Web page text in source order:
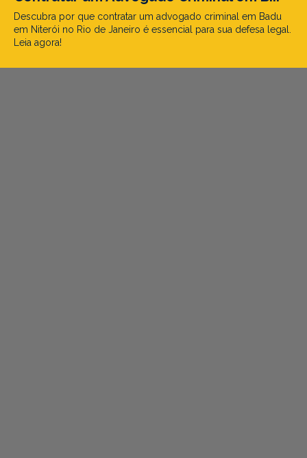
Descubra por que contratar um advogado criminal em Badu
em Niterói no Rio de Janeiro é essencial para sua defesa legal.
Leia agora!